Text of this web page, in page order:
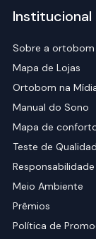
Institucional
Sobre a ortobom
Mapa de Lojas
Ortobom na
Manual do Sono
Mapa de
Teste de
Meio Ambiente
Prêmios
Política de